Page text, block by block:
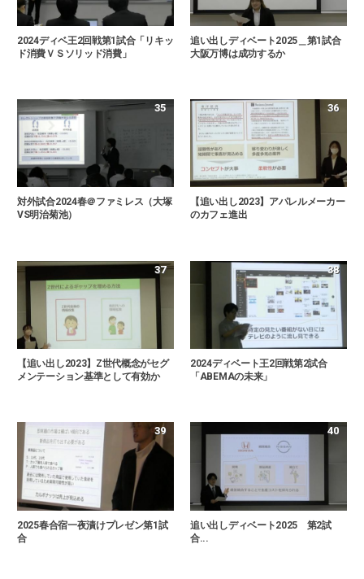
2024ディベ王2回戦第1試合「リキッ
ド消費ＶＳソリッド消費」
追い出しディベート2025＿第1試合
大阪万博は成功するか
35
対外試合2024春＠ファミレス（大塚
VS明治菊池）
36
【追い出し2023】アパレルメーカー
のカフェ進出
37
【追い出し2023】Z世代概念がセグ
メンテーション基準として有効か
38
2024ディベート王2回戦第2試合
「ABEMAの未来」
39
2025春合宿一夜漬けプレゼン第1試
合
40
追い出しディベート2025 第2試
合...